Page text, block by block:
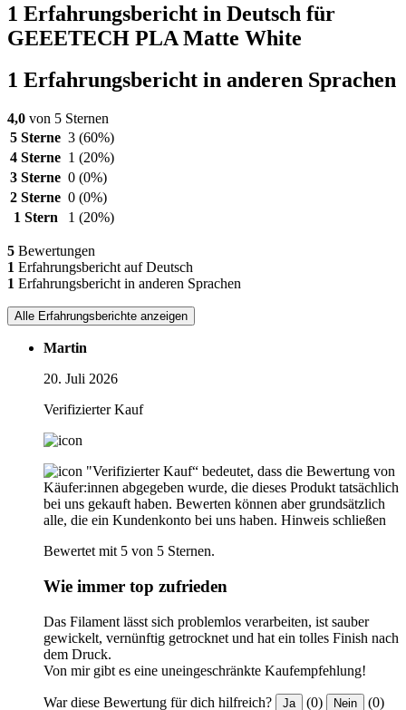
1 Erfahrungsbericht in Deutsch für
GEEETECH PLA Matte White
1 Erfahrungsbericht in anderen Sprachen
4,0 von 5 Sternen
5 Sterne 3 (60%)
4 Sterne 1 (20%)
3 Sterne 0 (0%)
2 Sterne 0 (0%)
1 Stern
1 (20%)
5 Bewertungen
1 Erfahrungsbericht auf Deutsch
1 Erfahrungsbericht in anderen Sprachen
Alle Erfahrungsberichte anzeigen
Martin
20. Juli 2026
Verifizierter Kauf
"Verifizierter Kauf“ bedeutet, dass die Bewertung von
Käufer:innen abgegeben wurde, die dieses Produkt tatsächlich
bei uns gekauft haben. Bewerten können aber grundsätzlich
alle, die ein Kundenkonto bei uns haben. Hinweis schließen
Bewertet mit 5 von 5 Sternen.
Wie immer top zufrieden
Das Filament lässt sich problemlos verarbeiten, ist sauber
gewickelt, vernünftig getrocknet und hat ein tolles Finish nach
dem Druck.
Von mir gibt es eine uneingeschränkte Kaufempfehlung!
War diese Bewertung für dich hilfreich? Ja (0) Nein (0)